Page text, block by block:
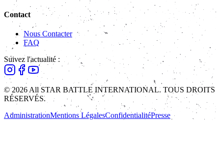
Contact
Nous Contacter
FAQ
Suivez l'actualité :
© 2026 All STAR BATTLE INTERNATIONAL. TOUS DROITS
RÉSERVÉS.
AdministrationMentions LégalesConfidentialitéPresse